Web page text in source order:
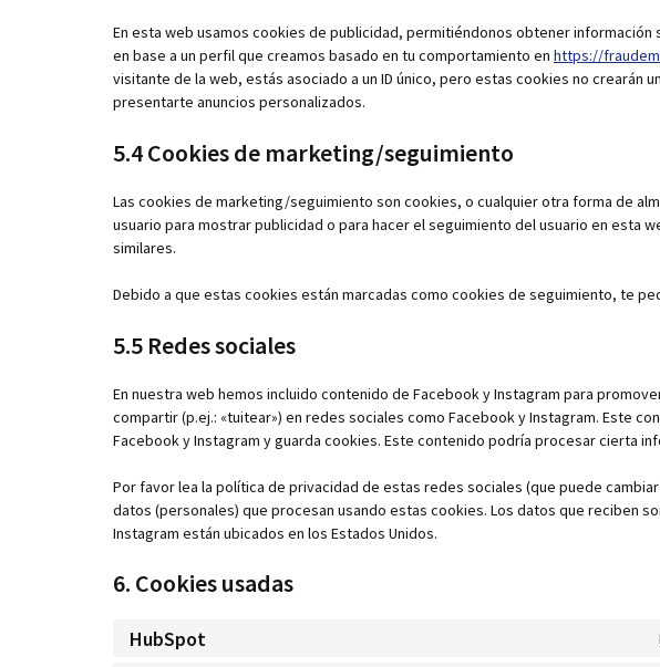
En esta web usamos cookies de publicidad, permitiéndonos obtener información
en base a un perfil que creamos basado en tu comportamiento en https://
visitante de la web, estás asociado a un ID único, pero estas cookies no crearán
presentarte anuncios personalizados.
5.4 Cookies de marketing/seguimiento
Las cookies de marketing/seguimiento son cookies, o cualquier otra forma de
usuario para mostrar publicidad o para hacer el seguimiento del usuario en esta
similares.
Debido a que estas cookies están marcadas como cookies de seguimiento, te
5.5 Redes sociales
En nuestra web hemos incluido contenido de Facebook y Instagram para
compartir (p.ej.: «tuitear») en redes sociales como Facebook y Instagram. Este
Facebook y Instagram y guarda cookies. Este contenido podría procesar cierta
Por favor lea la política de privacidad de estas redes sociales (que puede
datos (personales) que procesan usando estas cookies. Los datos que reciben
Instagram están ubicados en los Estados Unidos.
6. Cookies usadas
HubSpot